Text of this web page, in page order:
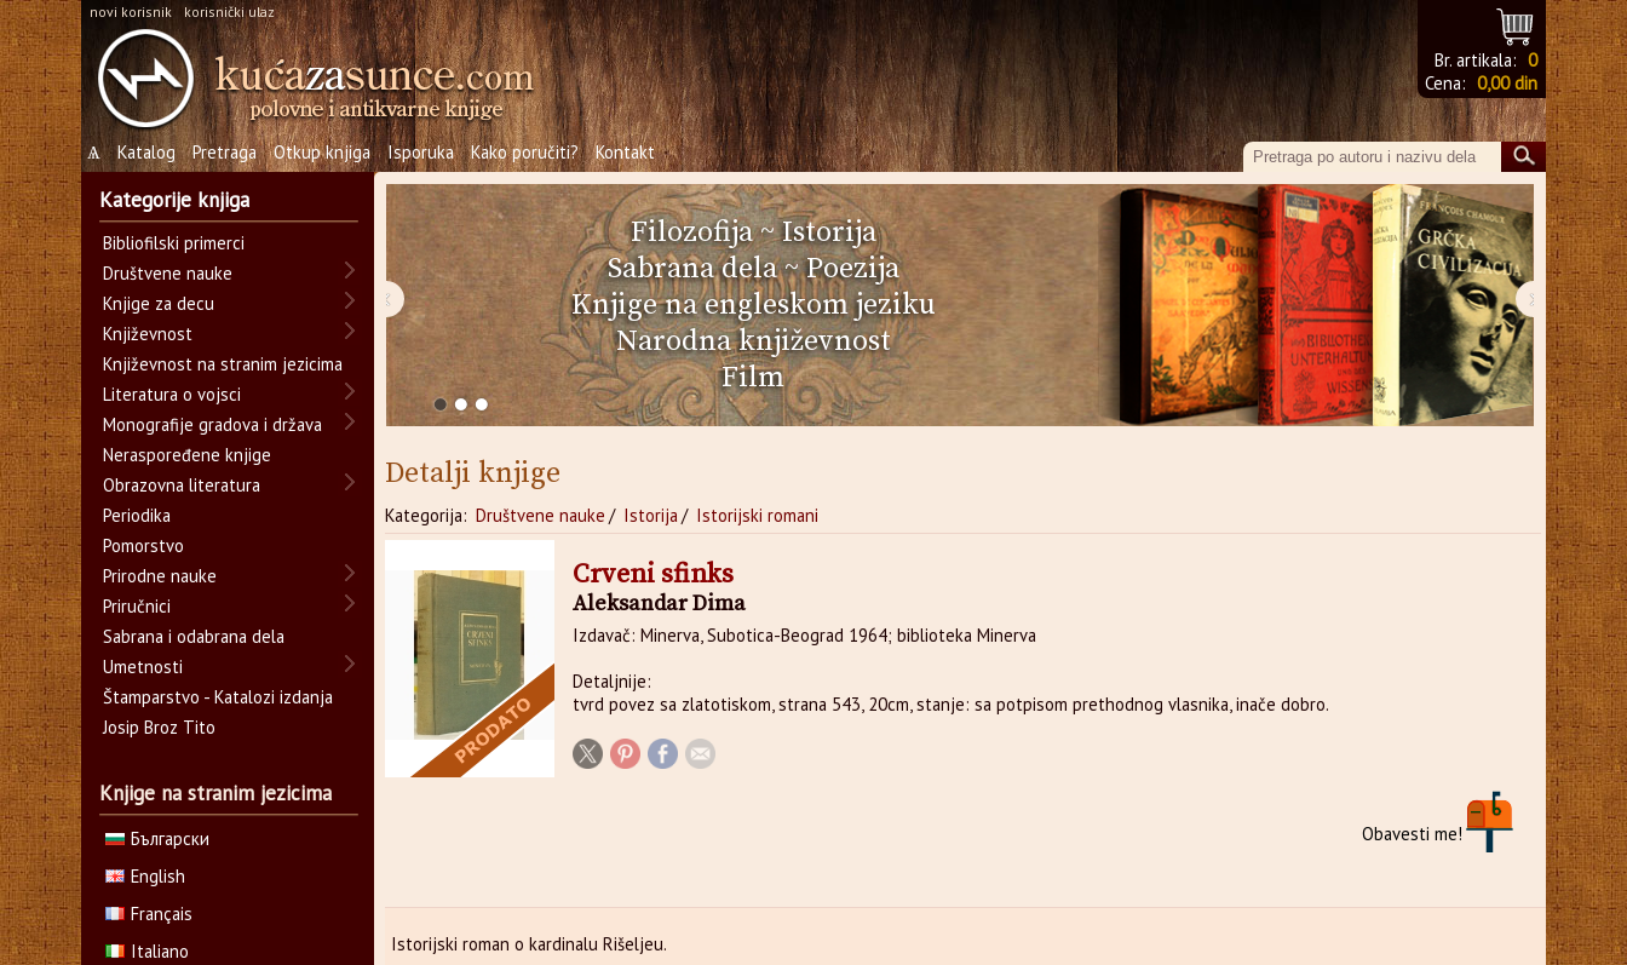
novi korisnik korisnički ulaz
Br. artikala: 0
Cena: 0,00 din
Ѧ Katalog Pretraga Otkup knjiga Isporuka Kako poručiti? Kontakt
Filozofija~Istorija
Sabrana dela~Poezija
Knjige na engleskom jeziku
Narodna književnost
Film
‹ ›
Detalji knjige
Kategorija: Društvene nauke / Istorija/ Istorijski romani
Crveni sfinks
Aleksandar Dima
Izdavač: Minerva, Subotica-Beograd 1964; biblioteka Minerva
Detaljnije:
tvrd povez sa zlatotiskom, strana 543, 20cm, stanje: sa potpisom prethodnog vlasnika, inače dobro.
Obavesti me!
Istorijski roman o kardinalu Rišeljeu.
Kategorije knjiga
Bibliofilski primerci
Društvene nauke
Knjige za decu
Književnost
Književnost na stranim jezicima
Literatura o vojsci
Monografije gradova i država
Neraspoređene knjige
Obrazovna literatura
Periodika
Pomorstvo
Prirodne nauke
Priručnici
Sabrana i odabrana dela
Umetnosti
Štamparstvo - Katalozi izdanja
Josip Broz Tito
Knjige na stranim jezicima
Български
English
Français
Italiano